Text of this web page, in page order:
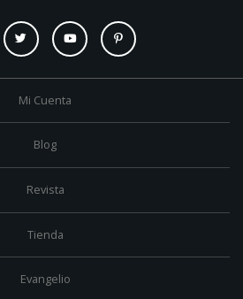
Mi Cuenta
Blog
Revista
Tienda
Evangelio